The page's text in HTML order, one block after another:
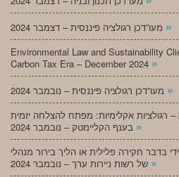
»
Environmental Law and Sustainability
Carbon Tax Era – December 2024 »
»
– רגולציות אקלימיות: מפתח להצלחה יזמית
»
בדבר חקירה פלילית או הליך בירור מנהלי
»